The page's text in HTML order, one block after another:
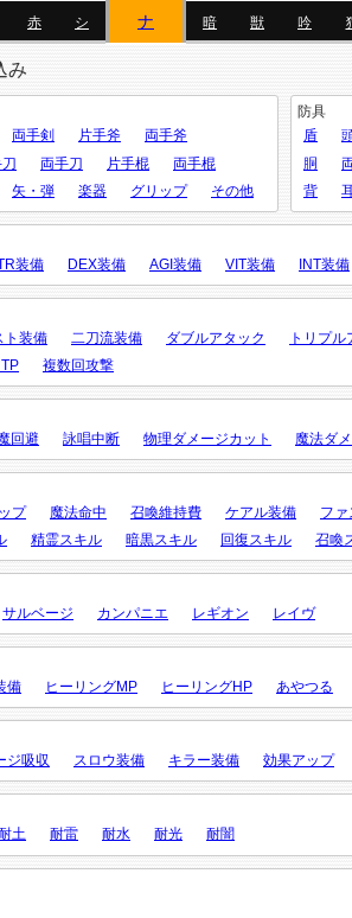
赤 シ ナ 暗 獣 吟
み
両手剣 片手斧
両手斧
両手刀 片手棍
両手棍
矢・弾 楽器 グリップ その他
防具
盾
胴
背
装備 DEX装備 AGI装備 VIT装備 INT装備
ト装備 二刀流装備 ダブルアタック
トリプル
複数回攻撃
回避 詠唱中断 物理ダメージカット 魔法ダ
プ 魔法命中 召喚維持費 ケアル装備
フ
精霊スキル 暗黒スキル 回復スキル 召喚
サルベージ カンパニエ レギオン レイヴ
備 ヒーリングMP ヒーリングHP あやつる
ジ吸収 スロウ装備 キラー装備 効果アップ
土 耐雷 耐水 耐光 耐闇